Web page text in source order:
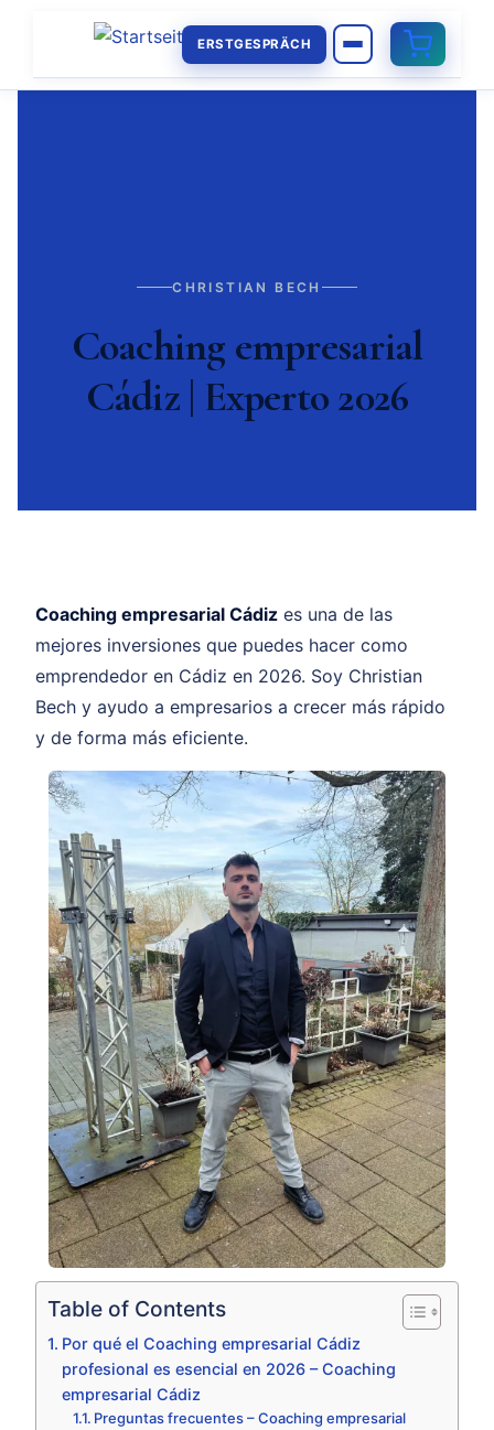
ERSTGESPRÄCH
CHRISTIAN BECH
Coaching empresarial
Cádiz | Experto 2026
Coaching empresarial Cádiz es una de las
mejores inversiones que puedes hacer como
emprendedor en Cádiz en 2026. Soy Christian
Bech y ayudo a empresarios a crecer más rápido
y de forma más eficiente.
Table of Contents
Por qué el Coaching empresarial Cádiz
profesional es esencial en 2026 – Coaching
empresarial Cádiz
Preguntas frecuentes – Coaching empresarial